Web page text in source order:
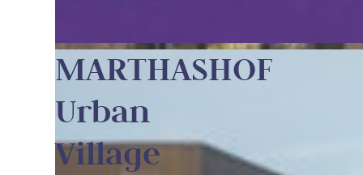
MARTHASHOF
Urban
Village